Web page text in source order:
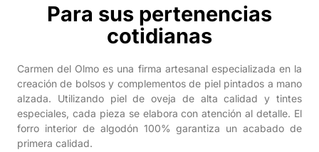
Para sus pertenencias
cotidianas
Carmen del Olmo es una firma artesanal especializada en la
creación de bolsos y complementos de piel pintados a mano
alzada. Utilizando piel de oveja de alta calidad y tintes
especiales, cada pieza se elabora con atención al detalle. El
forro interior de algodón 100% garantiza un acabado de
primera calidad.